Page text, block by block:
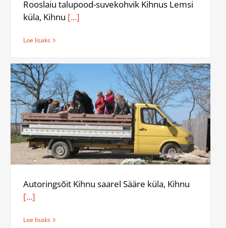
Rooslaiu talupood-suvekohvik Kihnus Lemsi
küla, Kihnu [...]
Loe lisaks
Autoringsõit Kihnu saarel Sääre küla, Kihnu
[...]
Loe lisaks